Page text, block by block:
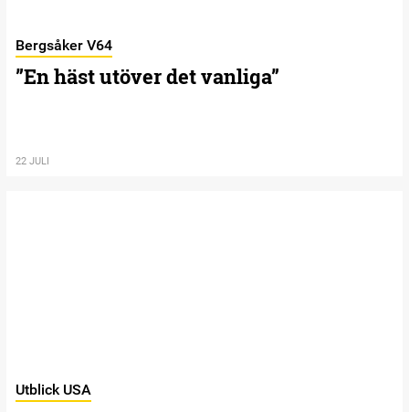
Bergsåker V64
”En häst utöver det vanliga”
22 JULI
Utblick USA